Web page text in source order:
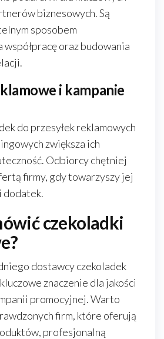
biznesowych. Są
sposobem
współpracę oraz budowania
i kampanie
do przesyłek reklamowych
zwiększa ich
Odbiorcy chętniej
firmy, gdy towarzyszy jej
dodatek.
czekoladki
dostawcy czekoladek
znaczenie dla jakości
promocyjnej. Warto
firm, które oferują
profesjonalną